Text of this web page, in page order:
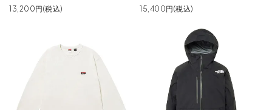
13,200円(税込)
15,400円(税込)